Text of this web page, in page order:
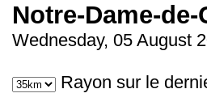
Notre-Dame-de-
Wednesday, 05 August
Rayon sur le